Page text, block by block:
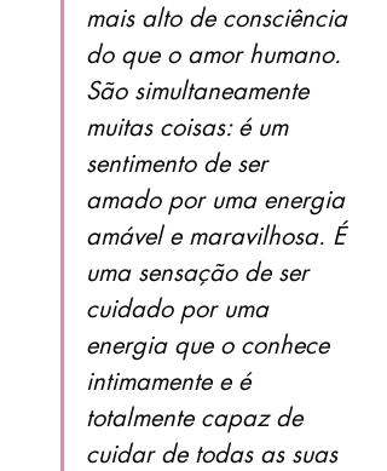
mais alto de consciência
do que o amor humano.
São simultaneamente
muitas coisas: é um
sentimento de ser
amado por uma energia
amável e maravilhosa. É
uma sensação de ser
cuidado por uma
energia que o conhece
intimamente e é
totalmente capaz de
cuidar de todas as suas